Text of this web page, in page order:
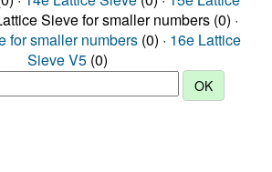
Sieve for smaller numbers (0) ·
for smaller numbers (0) · 16e Lattice
Sieve V5 (0)